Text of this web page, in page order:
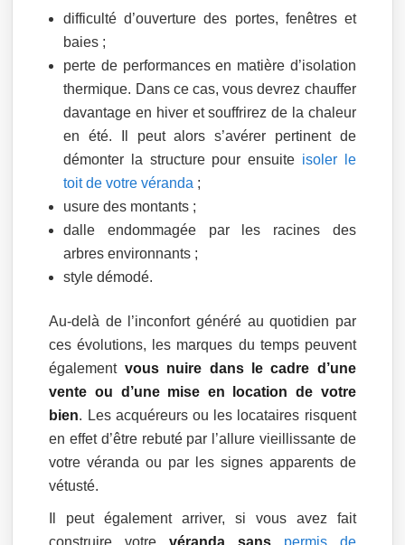
difficulté d’ouverture des portes, fenêtres et
baies ;
perte de performances en matière d’isolation
thermique. Dans ce cas, vous devrez chauffer
davantage en hiver et souffrirez de la chaleur
en été. Il peut alors s’avérer pertinent de
démonter la structure pour ensuite isoler le
toit de votre véranda ;
usure des montants ;
dalle endommagée par les racines des
arbres environnants ;
style démodé.
Au-delà de l’inconfort généré au quotidien par
ces évolutions, les marques du temps peuvent
également vous nuire dans le cadre d’une
vente ou d’une mise en location de votre
bien. Les acquéreurs ou les locataires risquent
en effet d’être rebuté par l’allure vieillissante de
votre véranda ou par les signes apparents de
vétusté.
Il peut également arriver, si vous avez fait
construire votrevéranda sans permis de